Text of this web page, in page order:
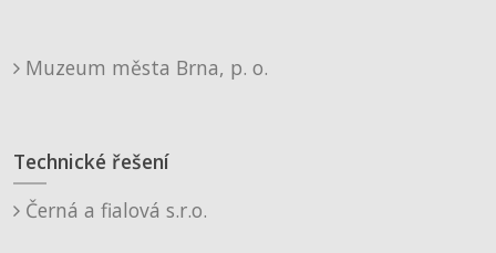
Muzeum města Brna, p. o.
Technické řešení
Černá a fialová s.r.o.